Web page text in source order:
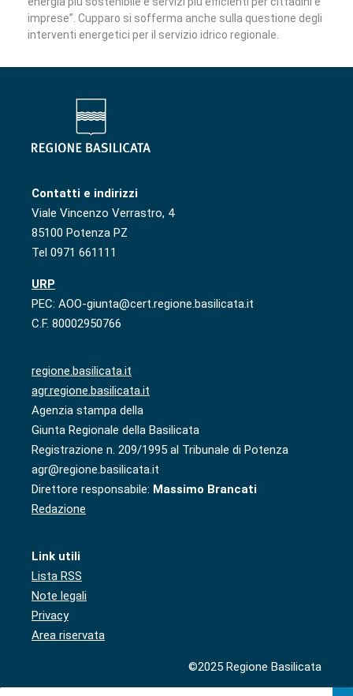
imprese”. Cupparo si sofferma anche sulla questione degli
interventi energetici per il servizio idrico regionale.
Contatti e indirizzi
Viale Vincenzo Verrastro, 4
85100 Potenza PZ
Tel 0971 661111
URP
PEC: AOO-giunta@cert.regione.basilicata.it
C.F. 80002950766
regione.basilicata.it
agr.regione.basilicata.it
Agenzia stampa della
Giunta Regionale della Basilicata
Registrazione n. 209/1995 al Tribunale di Potenza
agr@regione.basilicata.it
Direttore responsabile: Massimo Brancati
Redazione
Link utili
Lista RSS
Note legali
Privacy
Area riservata
©2025 Regione Basilicata